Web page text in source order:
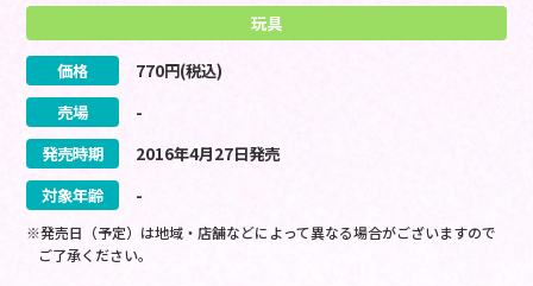
玩具
価格 770円(税込)
売場
-
発売時期
2016年4月27日発売
対象年齢
-
※発売日（予定）は地域・店舗などによって異なる場合がございますので
ご了承ください。